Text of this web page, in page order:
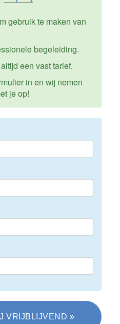
gebruik te maken van
begeleiding.
een vast tarief.
in en wij nemen
je op!